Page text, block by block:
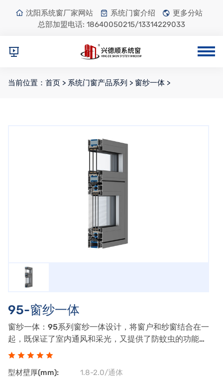
沈阳系统窗厂家网站 系统门窗介绍
更多分站
总部加盟电话: 18640050215/13314229033
当前位置： 首页 > 系统门窗产品系列 > 窗纱一体 >
95-窗纱一体
窗纱一体：95系列窗纱一体设计，将窗户和纱窗结合在一
起，既保证了室内通风和采光，又提供了防蚊虫的功能。
铝合金框架：采用高品质铝合金材料，坚固耐用，具有良
玻璃，提高隔音隔热效果。纱网：内置纱网
型材壁厚(mm):
1.8-2.0/通体